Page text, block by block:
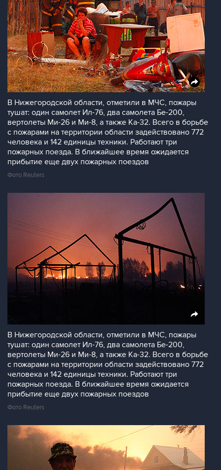
В Нижегородской области, отметили в МЧС, пожары
тушат: один самолет Ил-76, два самолета Бе-200,
вертолеты Ми-26 и Ми-8, а также Ка-32. Всего в борьбе
с пожарами на территории области задействовано 772
человека и 142 единицы техники. Работают три
пожарных поезда. В ближайшее время ожидается
прибытие еще двух пожарных поездов
Фото Reuters
В Нижегородской области, отметили в МЧС, пожары
тушат: один самолет Ил-76, два самолета Бе-200,
вертолеты Ми-26 и Ми-8, а также Ка-32. Всего в борьбе
с пожарами на территории области задействовано 772
человека и 142 единицы техники. Работают три
пожарных поезда. В ближайшее время ожидается
прибытие еще двух пожарных поездов
Фото Reuters